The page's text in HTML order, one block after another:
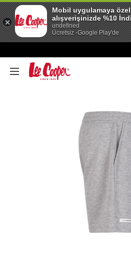
Mobil uygulamaya
alışverişinizde %10
undefined
Ücretsiz -Google Play'de